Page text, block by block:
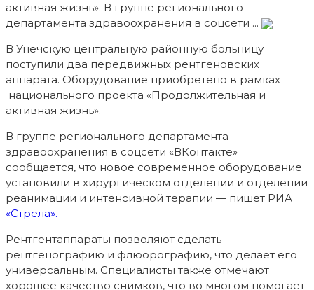
активная жизнь». В группе регионального
департамента здравоохранения в соцсети ...
В Унечскую центральную районную больницу
поступили два передвижных рентгеновских
аппарата. Оборудование приобретено в рамках
национального проекта «Продолжительная и
активная жизнь».
В группе регионального департамента
здравоохранения в соцсети «ВКонтакте»
сообщается, что новое современное оборудование
установили в хирургическом отделении и отделении
реанимации и интенсивной терапии — пишет РИА
«Стрела».
Рентгентаппараты позволяют сделать
рентгенографию и флюорографию, что делает его
универсальным. Специалисты также отмечают
хорошее качество снимков, что во многом помогает